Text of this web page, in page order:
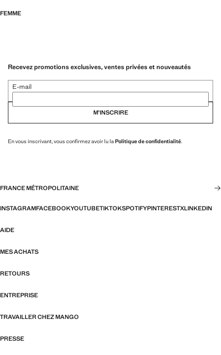
FEMME
Recevez promotions exclusives, ventes privées et nouveautés
E-mail
M’INSCRIRE
En vous inscrivant, vous confirmez avoir lu la Politique de confidentialité.
FRANCE MÉTROPOLITAINE
INSTAGRAMFACEBOOKYOUTUBETIKTOKSPOTIFYPINTERESTXLINKEDIN
AIDE
MES ACHATS
RETOURS
ENTREPRISE
TRAVAILLER CHEZ MANGO
PRESSE